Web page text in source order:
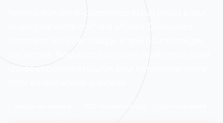
Refondre un site e-commerce est un projet à haut
risque pour votre chiffre d'affaires. Découvrez
comment sécuriser chaque étape pour protéger
Nous concevons une expérience claire,
rapide et orientée résultat pour transformer votre
SEO technique inclus